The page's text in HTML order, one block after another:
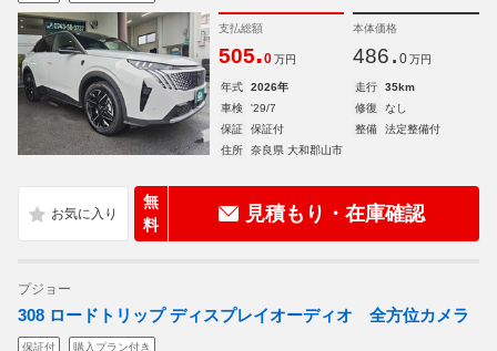
支払総額
505.0 万円
本体価格
486. 0 万円
年式 2026年 走行
35km
車検
'29/7 修復
なし
保証
保証付 整備
法定整備付
住所
奈良県 大和郡山市
無
料
見積もり・在庫確認
プジョー
308 ロードトリップ ディスプレイオーディオ 全方位カメラ
保証付 購入プラン付き